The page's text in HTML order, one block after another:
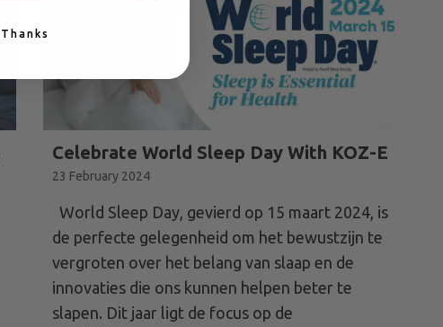
Celebrate World Sleep Day With KOZ-E
23 February 2024
World Sleep Day, gevierd op 15 maart 2024, is
de perfecte gelegenheid om het bewustzijn te
vergroten over het belang van slaap en de
innovaties die ons kunnen helpen beter te
slapen. Dit jaar ligt de focus op de